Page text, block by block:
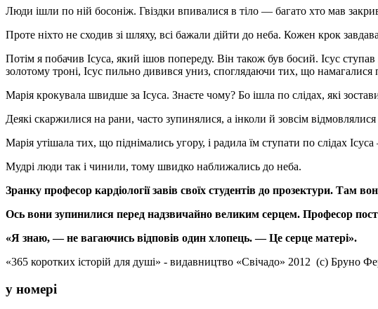
Люди ішли по ній босоніж. Гвіздки впивалися в тіло — багато хто мав
Проте ніхто не сходив зі шляху, всі бажали дійти до неба. Кожен крок
Потім я побачив Ісуса, який ішов попереду. Він також був босий. Ісус
золотому троні, Ісус пильно дивився униз, споглядаючи тих, що
Марія крокувала швидше за Ісуса. Знаєте чому? Бо ішла по слідах, які
Деякі скаржилися на рани, часто зупинялися, а інколи й зовсім
Марія утішала тих, що піднімались угору, і радила їм ступати по слідах
Мудрі люди так і чинили, тому швидко наближались до неба.
Зранку професор кардіології завів своїх студентів до прозектури. Там
Ось вони зупинилися перед надзвичайно великим серцем. Професор
«Я знаю, — не вагаючись відповів один хлопець. — Це серце матері».
«365 коротких історій для душі» - видавництво «Свічадо» 2012 (с) Бруно
у номері